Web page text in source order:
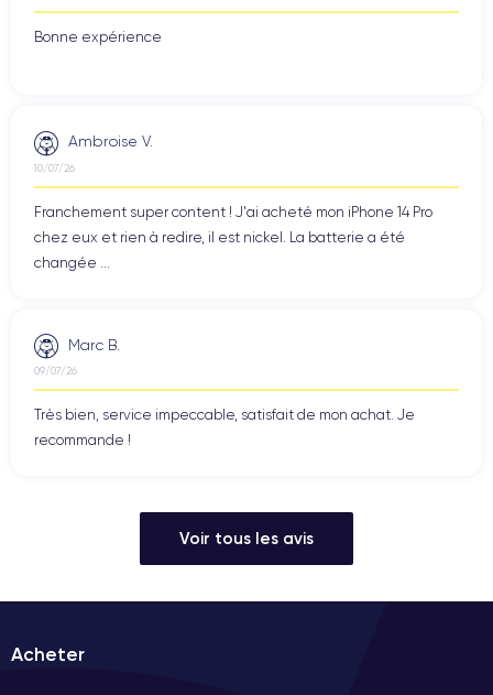
Bonne expérience
Ambroise V.
10/07/26
Franchement super content ! J'ai acheté mon iPhone 14 Pro
chez eux et rien à redire, il est nickel. La batterie a été
changée ...
Marc B.
09/07/26
Très bien, service impeccable, satisfait de mon achat. Je
recommande !
Voir tous les avis
Acheter